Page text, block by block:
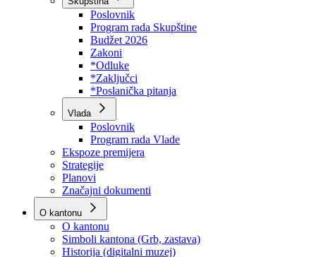
Dokumenti
Skupština
Poslovnik
Program rada Skupštine
Budžet 2026
Zakoni
*Odluke
*Zaključci
*Poslanička pitanja
Vlada
Poslovnik
Program rada Vlade
Ekspoze premijera
Strategije
Planovi
Značajni dokumenti
O kantonu